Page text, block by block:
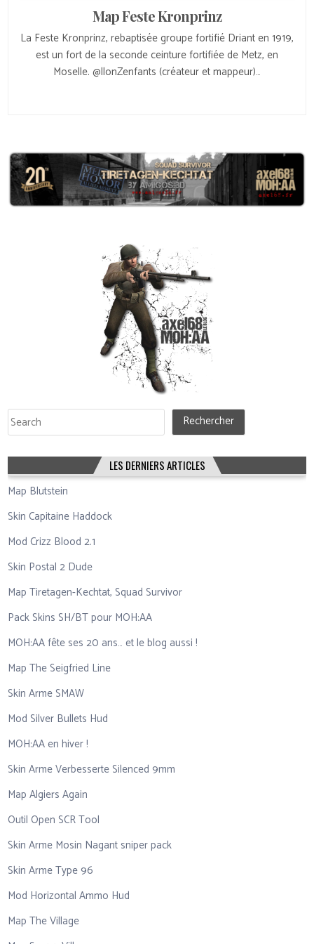
Map Feste Kronprinz
La Feste Kronprinz, rebaptisée groupe fortifié Driant en 1919,
est un fort de la seconde ceinture fortifiée de Metz, en
Moselle. @llonZenfants (créateur et mappeur)…
Rechercher Rechercher
LES DERNIERS ARTICLES
Map Blutstein
Skin Capitaine Haddock
Mod Crizz Blood 2.1
Skin Postal 2 Dude
Map Tiretagen-Kechtat, Squad Survivor
Pack Skins SH/BT pour MOH:AA
MOH:AA fête ses 20 ans… et le blog aussi !
Map The Seigfried Line
Skin Arme SMAW
Mod Silver Bullets Hud
MOH:AA en hiver !
Skin Arme Verbesserte Silenced 9mm
Map Algiers Again
Outil Open SCR Tool
Skin Arme Mosin Nagant sniper pack
Skin Arme Type 96
Mod Horizontal Ammo Hud
Map The Village